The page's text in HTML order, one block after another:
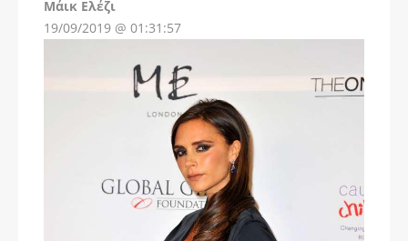
Μάικ Ελέζι
19/09/2019 @ 01:31:57